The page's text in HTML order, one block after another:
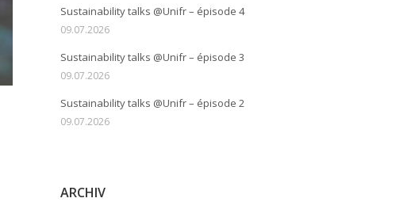
Sustainability talks @Unifr – épisode 4
09.07.2026
Sustainability talks @Unifr – épisode 3
09.07.2026
Sustainability talks @Unifr – épisode 2
09.07.2026
ARCHIV